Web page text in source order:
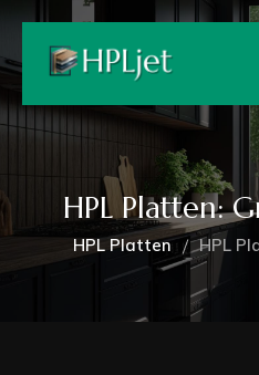
HPL Platten:
HPL Platten HPL